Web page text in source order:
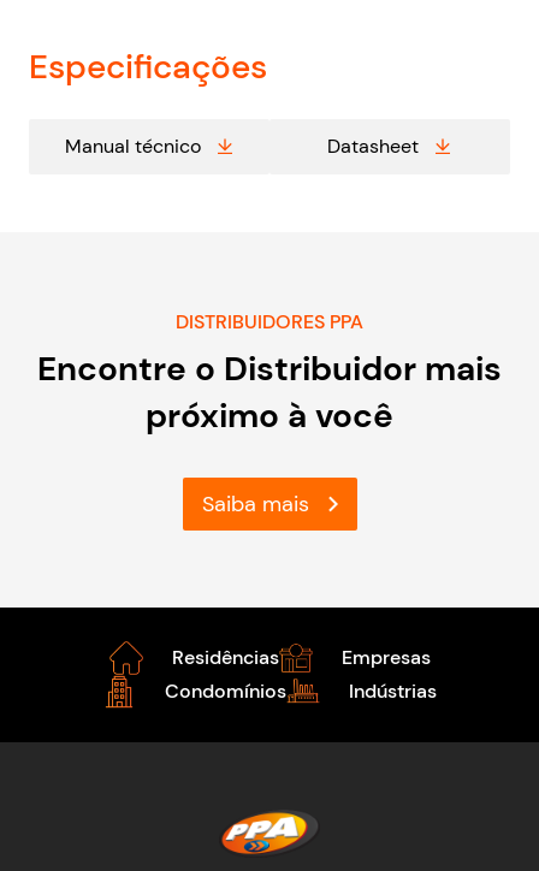
Especificações
Manual técnico Datasheet
DISTRIBUIDORES PPA
Encontre o Distribuidor mais
próximo à você
Saiba mais
Residências
Empresas
Condomínios
Indústrias